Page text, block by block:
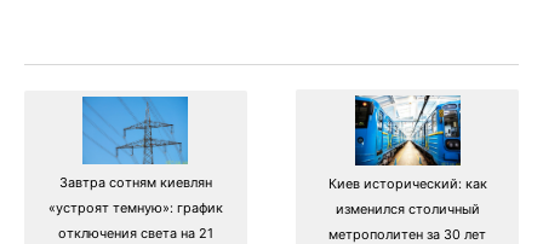
Завтра сотням киевлян
«устроят темную»: график
отключения света на 21
Киев исторический: как
изменился столичный
метрополитен за 30 лет